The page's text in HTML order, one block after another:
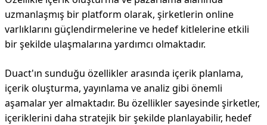
uzmanlaşmış bir platform olarak, şirketlerin online
varlıklarını güçlendirmelerine ve hedef kitlelerine etkili
bir şekilde ulaşmalarına yardımcı olmaktadır.
Duact'ın sunduğu özellikler arasında içerik planlama,
içerik oluşturma, yayınlama ve analiz gibi önemli
aşamalar yer almaktadır. Bu özellikler sayesinde şirketler,
içeriklerini daha stratejik bir şekilde planlayabilir, hedef